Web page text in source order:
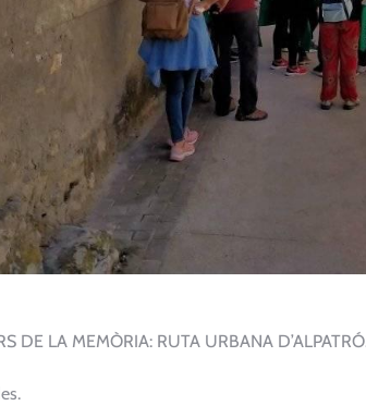
DE LA MEMÒRIA: RUTA URBANA